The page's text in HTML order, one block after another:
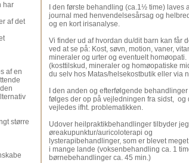
har
af det
af en
større
I den første behandling (ca.1½ time) laves
journal med henvendelsesårsag og
og en kort irisanalyse.
Vi finder ud af hvordan du/dit barn kan får
ved at se på: Kost, søvn, motion, vaner,
mineraler og urter og eventuelt homøopati.
(kosttilskud, mineraler og homøopatiske
du selv hos Matas/helsekostbutik eller via
I den anden og efterfølgende
følges der op på vejledningen fra sidst, og
vejledes ifht. problematikken.
Udover heilpraktikbehandlinger tilbyder
øreakupunktur/auricoloterapi og
lysterapibehandlinger, som er blevet
i mange lande (voksenbehandling ca. 1
børnebehandlinger ca. 45 min.)